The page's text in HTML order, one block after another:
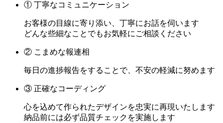
① 丁寧なコミュニケーション
お客様の目線に寄り添い、丁寧にお話を伺います
どんな些細なことでもお気軽にご相談ください
② こまめな報連相
毎日の進捗報告をすることで、不安の軽減に努めます
③ 正確なコーディング
心を込めて作られたデザインを忠実に再現いたします
納品前には必ず品質チェックを実施します